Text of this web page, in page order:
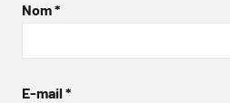
Nom*
E-mail *